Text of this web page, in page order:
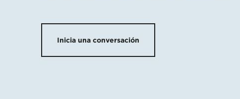
Inicia una conversación